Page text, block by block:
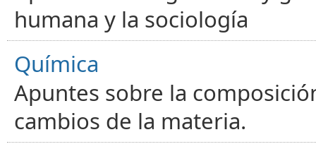
humana y la sociología
Química
Apuntes sobre la
cambios de la materia.